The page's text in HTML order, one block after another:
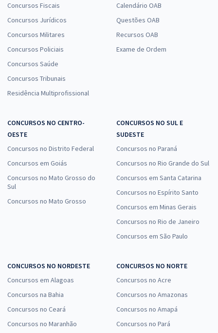
Concursos Fiscais
Concursos Jurídicos
Concursos Militares
Concursos Policiais
Concursos Saúde
Concursos Tribunais
Residência Multiprofissional
Calendário OAB
Questões OAB
Recursos OAB
Exame de Ordem
CONCURSOS NO CENTRO-
OESTE
Concursos no Distrito Federal
Concursos em Goiás
Concursos no Mato Grosso do
Sul
Concursos no Mato Grosso
CONCURSOS NO SUL E
SUDESTE
Concursos no Paraná
Concursos no Rio Grande do Sul
Concursos em Santa Catarina
Concursos no Espírito Santo
Concursos em Minas Gerais
Concursos no Rio de Janeiro
Concursos em São Paulo
CONCURSOS NO NORDESTE
Concursos em Alagoas
Concursos na Bahia
Concursos no Ceará
Concursos no Maranhão
CONCURSOS NO NORTE
Concursos no Acre
Concursos no Amazonas
Concursos no Amapá
Concursos no Pará